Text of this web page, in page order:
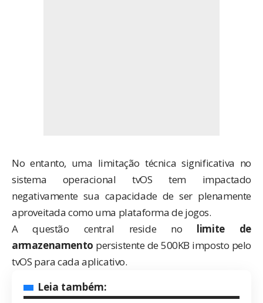
No entanto, uma limitação técnica significativa no
sistema operacional tvOS tem impactado
negativamente sua capacidade de ser plenamente
aproveitada como uma plataforma de jogos.
A questão central reside no limite de
armazenamento persistente de 500KB imposto pelo
tvOS para cada aplicativo.
Leia também: